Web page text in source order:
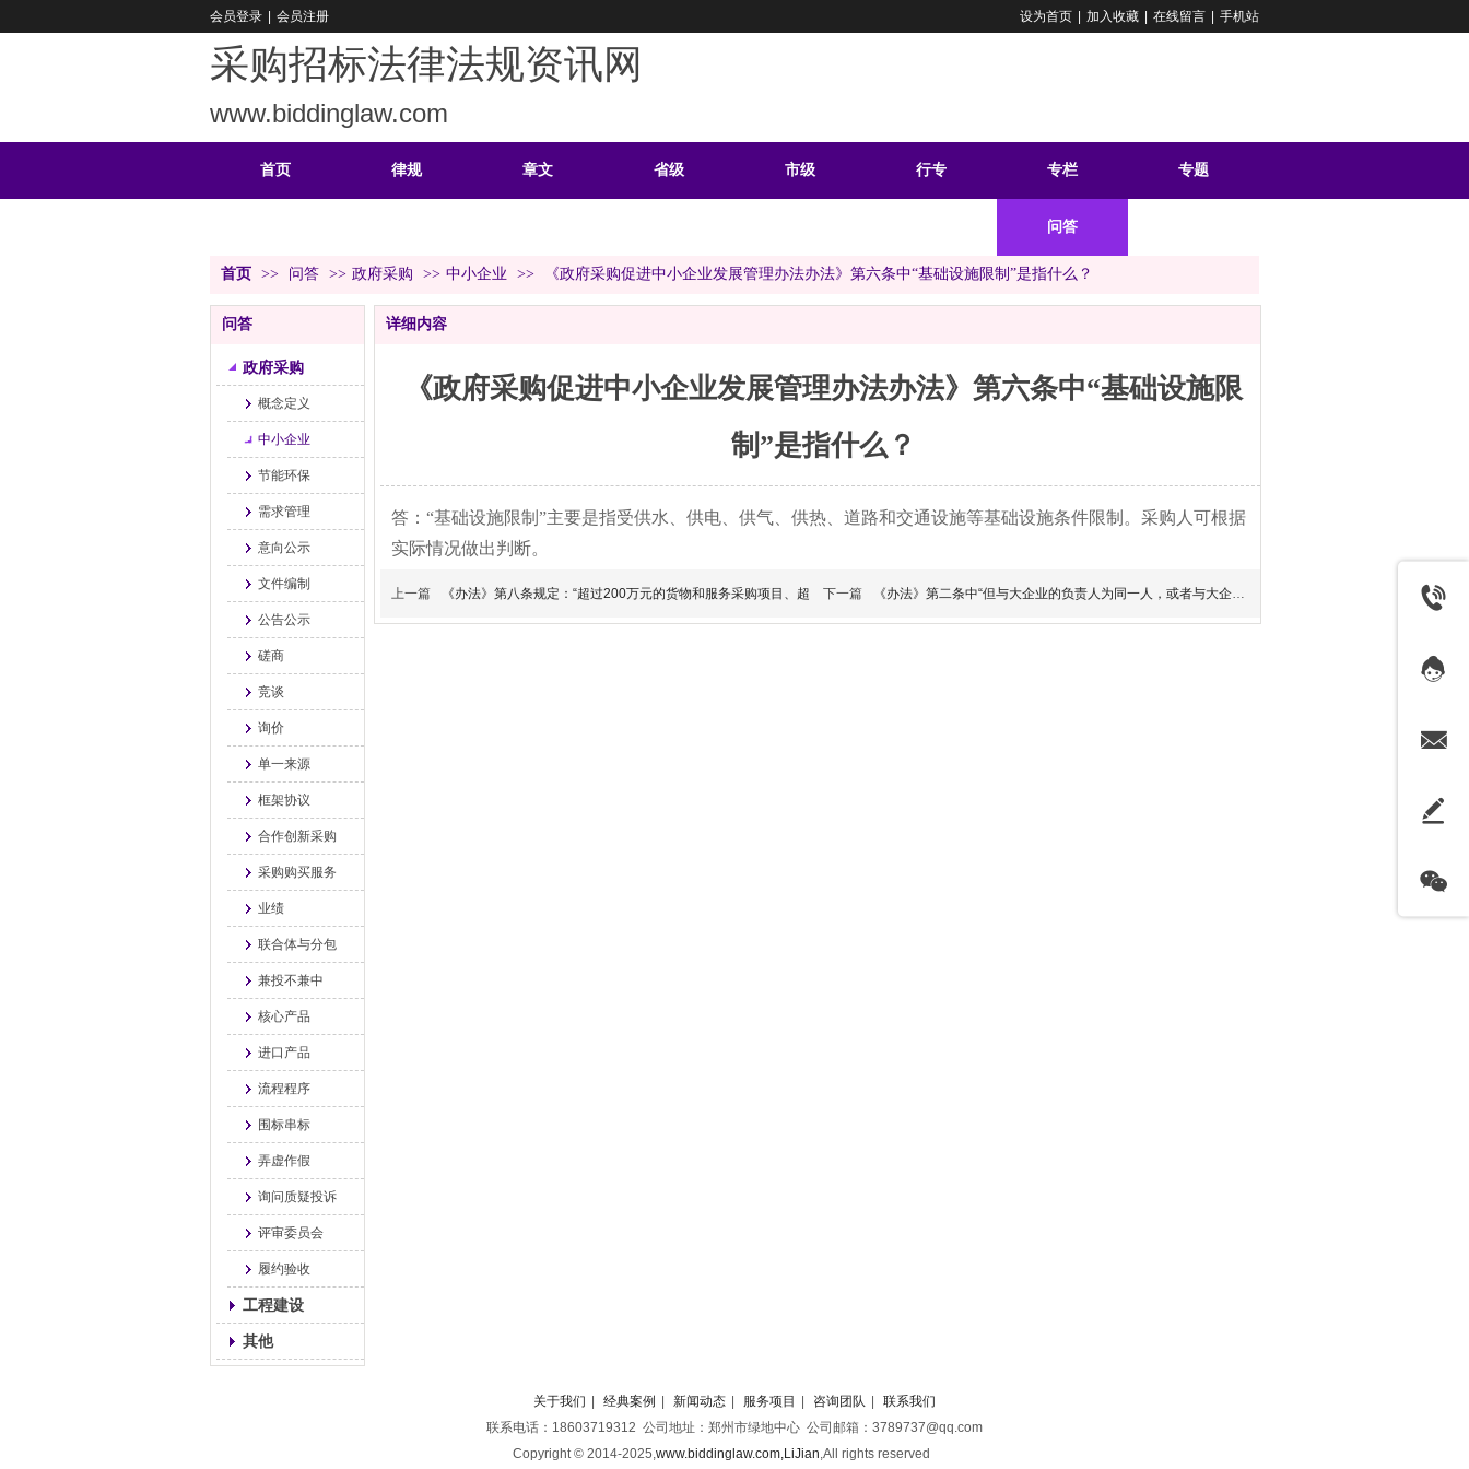
采购招标法律法规资讯网
www.biddinglaw.com
会员登录 会员注册 设为首页 加入收藏 在线留言 手机站
首页 律规 章文 省级 市级 行专 专栏 专题
问答
首页 >> 问答 >> 政府采购 >> 中小企业 >> 《政府采购促进中小企业发展管理办法办法》第六条中“基础设施限制”是指什么？
问答
政府采购
概念定义
中小企业
节能环保
需求管理
意向公示
文件编制
公告公示
磋商
竞谈
询价
单一来源
框架协议
合作创新采购
采购购买服务
业绩
联合体与分包
兼投不兼中
核心产品
进口产品
流程程序
围标串标
弄虚作假
询问质疑投诉
评审委员会
履约验收
工程建设
其他
详细内容
《政府采购促进中小企业发展管理办法办法》第六条中“基础设施限
制”是指什么？
答：“基础设施限制”主要是指受供水、供电、供气、供热、道路和交通设施等基础设施条件限制。采购人可根据
实际情况做出判断。
上一篇 《办法》第八条规定：“超过200万元的货物和服务采购项目、超 下一篇 《办法》第二条中“但与大企业的负责人为同一人，或者与大企业存
关于我们 经典案例 新闻动态 服务项目 咨询团队
联系我们
联系电话：18603719312 公司地址：郑州市绿地中心 公司邮箱：3789737@qq.com
Copyright © 2014-2025,www.biddinglaw.com,LiJian,All rights reserved